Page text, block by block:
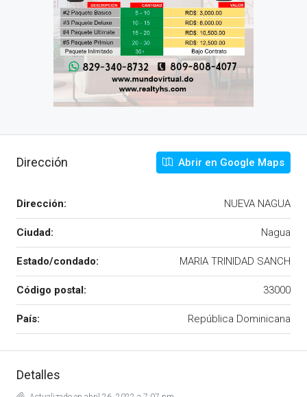
Dirección Abrir en Google Maps
Dirección: NUEVA NAGUA
Ciudad: Nagua
Estado/condado: MARIA TRINIDAD SANCH
Código postal: 33000
País: República Dominicana
Detalles